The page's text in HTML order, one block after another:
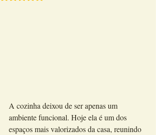
A cozinha deixou de ser apenas um
ambiente funcional. Hoje ela é um dos
espaços mais valorizados da casa, reunindo